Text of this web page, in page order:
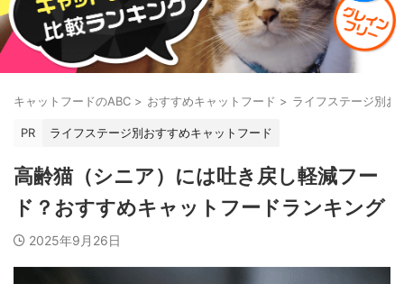
キャットフードのABC > おすすめキャットフード > ライフステージ別お
PR ライフステージ別おすすめキャットフード
高齢猫（シニア）には吐き戻し軽減フー
ド？おすすめキャットフードランキング
2025年9月26日